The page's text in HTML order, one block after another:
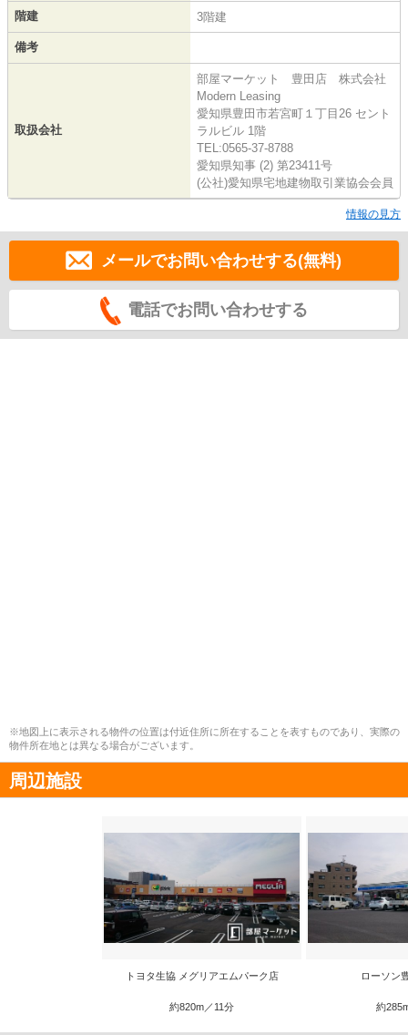
階建 3階建
備考
取扱会社
部屋マーケット 豊田店 株式会社
Modern Leasing
愛知県豊田市若宮町１丁目26 セント
ラルビル 1階
TEL:0565-37-8788
愛知県知事 (2) 第23411号
(公社)愛知県宅地建物取引業協会会員
情報の見方
メールでお問い合わせする(無料)
電話でお問い合わせする
※地図上に表示される物件の位置は付近住所に所在することを表すものであり、実際の
物件所在地とは異なる場合がございます。
周辺施設
トヨタ生協 メグリアエムパーク店
約820m／11分
ローソン
約